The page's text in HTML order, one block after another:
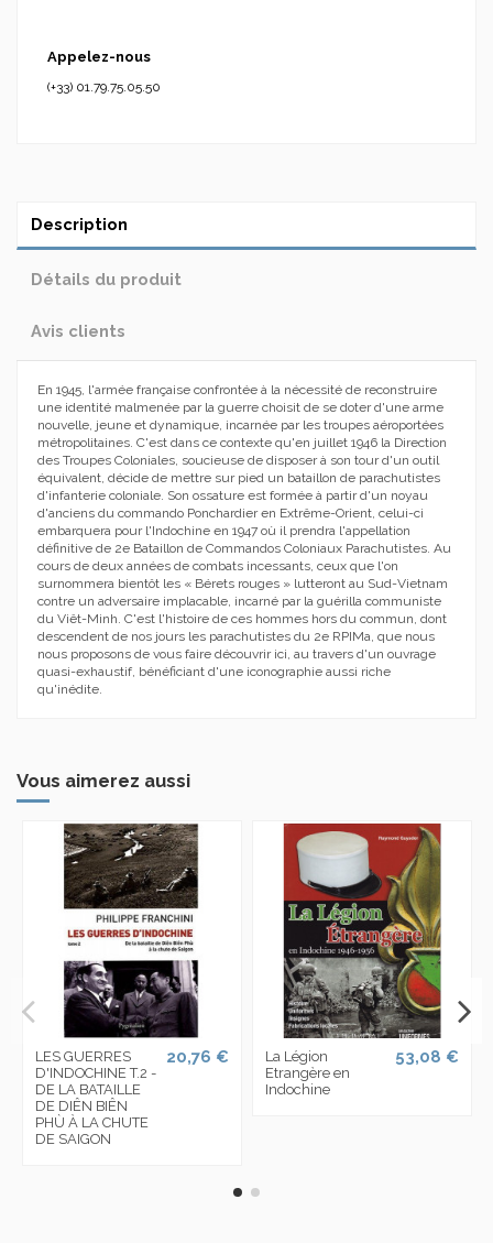
Appelez-nous
(+33) 01.79.75.05.50
Description
Détails du produit
Avis clients
En 1945, l'armée française confrontée à la nécessité de reconstruire
une identité malmenée par la guerre choisit de se doter d'une arme
nouvelle, jeune et dynamique, incarnée par les troupes aéroportées
métropolitaines. C'est dans ce contexte qu'en juillet 1946 la Direction
des Troupes Coloniales, soucieuse de disposer à son tour d'un outil
équivalent, décide de mettre sur pied un bataillon de parachutistes
d'infanterie coloniale. Son ossature est formée à partir d'un noyau
d'anciens du commando Ponchardier en Extrême-Orient, celui-ci
embarquera pour l'Indochine en 1947 où il prendra l'appellation
définitive de 2e Bataillon de Commandos Coloniaux Parachutistes. Au
cours de deux années de combats incessants, ceux que l'on
surnommera bientôt les « Bérets rouges » lutteront au Sud-Vietnam
contre un adversaire implacable, incarné par la guérilla communiste
du Viêt-Minh. C'est l'histoire de ces hommes hors du commun, dont
descendent de nos jours les parachutistes du 2e RPIMa, que nous
nous proposons de vous faire découvrir ici, au travers d'un ouvrage
quasi-exhaustif, bénéficiant d'une iconographie aussi riche
qu'inédite.
Vous aimerez aussi
LES GUERRES
D'INDOCHINE T.2 -
DE LA BATAILLE
DE DIÊN BIÊN
PHÙ À LA CHUTE
DE SAIGON
20,76 €
La Légion
Etrangère en
Indochine
53,08 €